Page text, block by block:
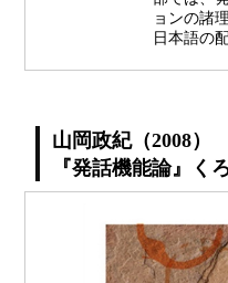
ョンの諸
日本語の
山岡政紀（2008）
『発話機能論』く